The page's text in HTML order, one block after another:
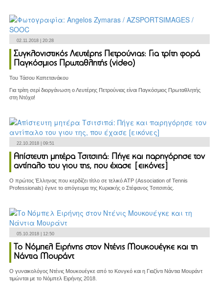
02.11.2018 | 20:28
Συγκλονιστικός Λευτέρης Πετρούνιας: Για τρίτη φορά
Παγκόσμιος Πρωταθλητής (video)
Του Τάσου Καπετανάκου
Για τρίτη σερί διοργάνωση ο Λευτέρης Πετρούνιας είναι Παγκόσμιος Πρωταθλητής
στη Ντόχα!
22.10.2018 | 09:51
Απίστευτη μητέρα Τσιτσιπά: Πήγε και παρηγόρησε τον
αντίπαλο του γιου της, που έχασε [εικόνες]
Ο πρώτος Έλληνας που κερδίζει τίτλο σε τελικό ΑTP (Association of Tennis
Professionals) έγινε το απόγευμα της Κυριακής ο Στέφανος Τσιτσιπάς.
05.10.2018 | 12:50
Το Νόμπελ Ειρήνης στον Ντένις Μουκουέγκε και τη
Νάντια Μουράντ
Ο γυναικολόγος Ντένις Μουκουέγκε από το Κονγκό και η Γιαζίντι Νάντια Μουράντ
τιμώνται με το Νόμπελ Ειρήνης 2018.